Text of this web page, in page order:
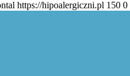
https://hipoalergiczni.pl 150 0